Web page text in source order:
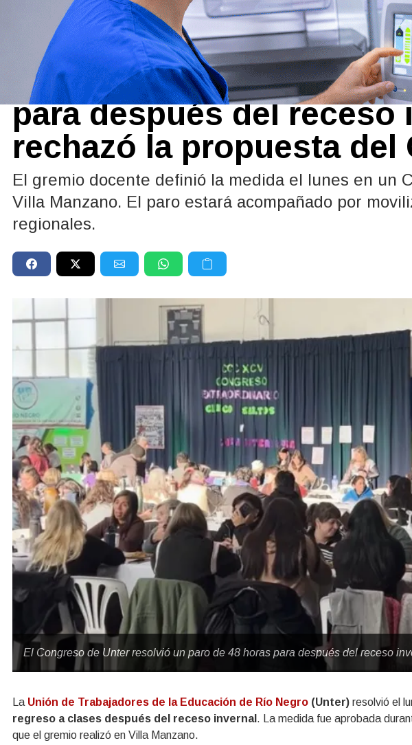
Actualidad
07/07/2026
Unter anunció un paro de
para después del receso
rechazó la propuesta del
El gremio docente definió la medida el lunes en un
Villa Manzano. El paro estará acompañado por
regionales.
El Congreso de Unter resolvió un paro de 48 horas para después del receso
La Unión de Trabajadores de la Educación de Río Negro (Unter) resolvió el
regreso a clases después del receso invernal . La medida fue aprobada
que el gremio realizó en Villa Manzano.